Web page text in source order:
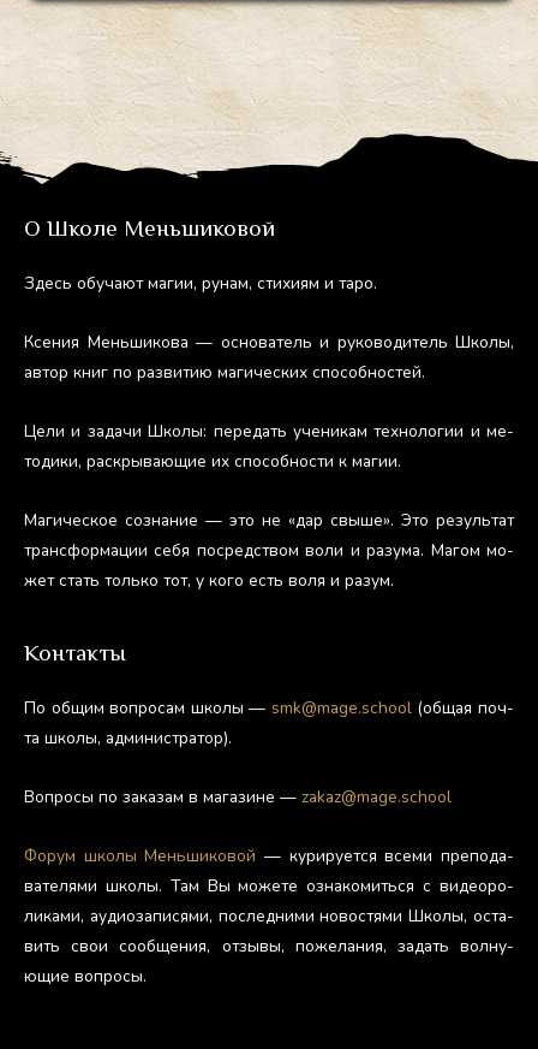
О Школе Меньшиковой
Здесь обу­ча­ют ма­гии, ру­нам, сти­хи­ям и та­ро.
Ксе­ния Мень­ши­кова — ос­но­ватель и ру­ково­дитель Шко­лы,
ав­тор книг по раз­ви­тию ма­гичес­ких спо­соб­ностей.
Це­ли и за­дачи Шко­лы: пе­редать уче­никам тех­но­логии и ме­
тоди­ки, рас­кры­ва­ющие их спо­соб­ности к ма­гии.
Ма­гичес­кое соз­на­ние — это не «дар свы­ше». Это ре­зуль­тат
тран­сфор­ма­ции се­бя пос­редс­твом во­ли и ра­зума. Ма­гом мо­
жет стать толь­ко тот, у ко­го есть во­ля и ра­зум.
Контакты
По об­щим воп­ро­сам шко­лы — smk@mage.school(об­щая поч­
та шко­лы, ад­ми­нис­тра­тор).
Воп­ро­сы по за­казам в ма­гази­не — zakaz@mage.school
Фо­рум шко­лы Мень­ши­ковой — ку­риру­ет­ся все­ми пре­пода­
вате­лями шко­лы. Там Вы мо­жете оз­на­комить­ся с ви­де­оро­
лика­ми, а­уди­оза­пися­ми, пос­ледни­ми но­вос­тя­ми Шко­лы, ос­та­
вить свои со­об­ще­ния, от­зы­вы, по­жела­ния, за­дать вол­ну­
ющие воп­ро­сы.